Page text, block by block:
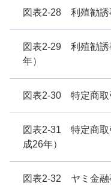
図表2-28 利殖勧誘
図表2-29 利殖勧誘
年）
図表2-30 特定商取
図表2-31 特定商取
成26年）
図表2-32 ヤミ金融